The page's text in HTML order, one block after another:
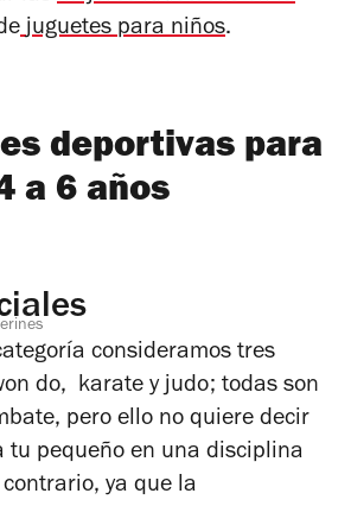
juguetes para niños.
deportivas para
a 6 años
consideramos tres
do, karate y judo; todas son
pero ello no quiere decir
tu pequeño en una disciplina
ya que la